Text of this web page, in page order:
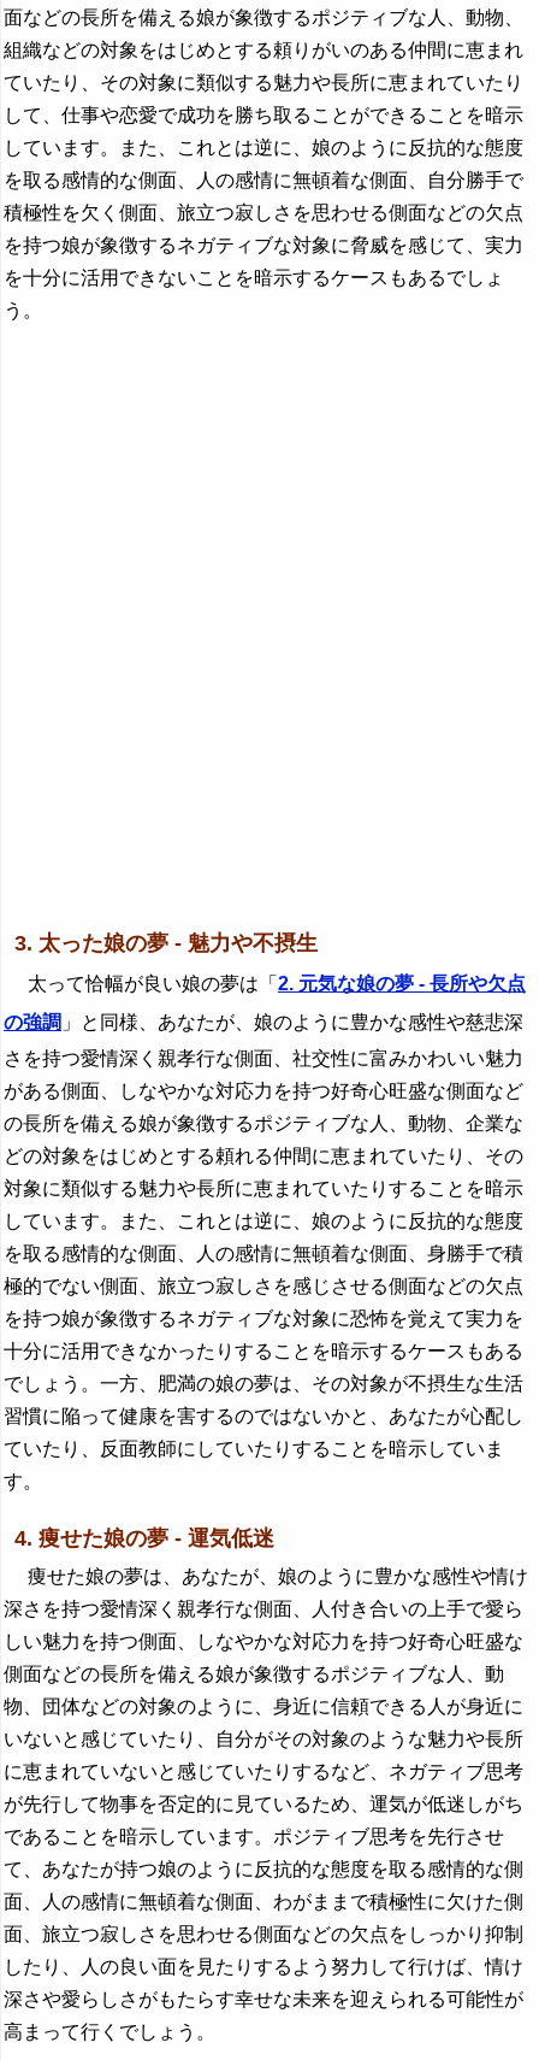
面などの長所を備える娘が象徴するポジティブな人、動物、
組織などの対象をはじめとする頼りがいのある仲間に恵まれ
ていたり、その対象に類似する魅力や長所に恵まれていたり
して、仕事や恋愛で成功を勝ち取ることができることを暗示
しています。また、これとは逆に、娘のように反抗的な態度
を取る感情的な側面、人の感情に無頓着な側面、自分勝手で
積極性を欠く側面、旅立つ寂しさを思わせる側面などの欠点
を持つ娘が象徴するネガティブな対象に脅威を感じて、実力
を十分に活用できないことを暗示するケースもあるでしょ
う。
3. 太った娘の夢 - 魅力や不摂生
太って恰幅が良い娘の夢は「 2. 元気な娘の夢 - 長所や欠点
の強調 」と同様、あなたが、娘のように豊かな感性や慈悲深
さを持つ愛情深く親孝行な側面、社交性に富みかわいい魅力
がある側面、しなやかな対応力を持つ好奇心旺盛な側面など
の長所を備える娘が象徴するポジティブな人、動物、企業な
どの対象をはじめとする頼れる仲間に恵まれていたり、その
対象に類似する魅力や長所に恵まれていたりすることを暗示
しています。また、これとは逆に、娘のように反抗的な態度
を取る感情的な側面、人の感情に無頓着な側面、身勝手で積
極的でない側面、旅立つ寂しさを感じさせる側面などの欠点
を持つ娘が象徴するネガティブな対象に恐怖を覚えて実力を
十分に活用できなかったりすることを暗示するケースもある
でしょう。一方、肥満の娘の夢は、その対象が不摂生な生活
習慣に陥って健康を害するのではないかと、あなたが心配し
ていたり、反面教師にしていたりすることを暗示していま
す。
4. 痩せた娘の夢 - 運気低迷
痩せた娘の夢は、あなたが、娘のように豊かな感性や情け
深さを持つ愛情深く親孝行な側面、人付き合いの上手で愛ら
しい魅力を持つ側面、しなやかな対応力を持つ好奇心旺盛な
側面などの長所を備える娘が象徴するポジティブな人、動
物、団体などの対象のように、身近に信頼できる人が身近に
いないと感じていたり、自分がその対象のような魅力や長所
に恵まれていないと感じていたりするなど、ネガティブ思考
が先行して物事を否定的に見ているため、運気が低迷しがち
であることを暗示しています。ポジティブ思考を先行させ
て、あなたが持つ娘のように反抗的な態度を取る感情的な側
面、人の感情に無頓着な側面、わがままで積極性に欠けた側
面、旅立つ寂しさを思わせる側面などの欠点をしっかり抑制
したり、人の良い面を見たりするよう努力して行けば、情け
深さや愛らしさがもたらす幸せな未来を迎えられる可能性が
高まって行くでしょう。